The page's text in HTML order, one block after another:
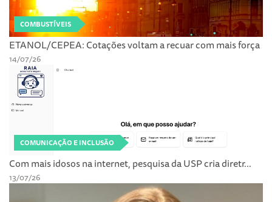
COMBUSTÍVEIS
ETANOL/CEPEA: Cotações voltam a recuar com mais força
14/07/26
COMUNICAÇÃO E INCLUSÃO
Com mais idosos na internet, pesquisa da USP cria diretr...
13/07/26